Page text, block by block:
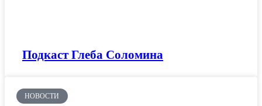
Подкаст Глеба Соломина
НОВОСТИ